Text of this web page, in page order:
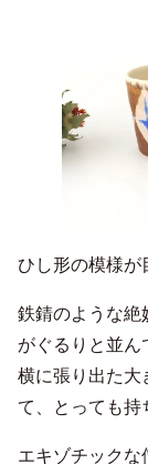
ひし形の模様が
鉄錆のような絶
がぐるりと並ん
横に張り出た大
て、とっても持
エキゾチックな